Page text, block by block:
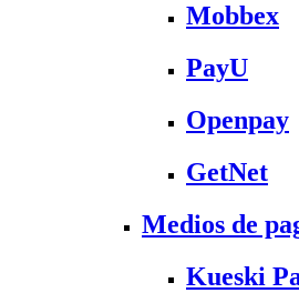
Mobbex
PayU
Openpay
GetNet
Medios de
Kueski